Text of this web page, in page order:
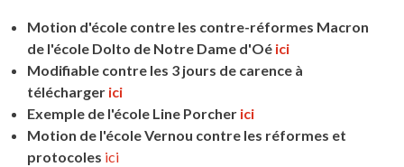
Motion d'école contre les contre-réformes Macron
de l'école Dolto de Notre Dame d'Oé ici
Modifiable contre les 3 jours de carence à
télécharger ici
Exemple de l'école Line Porcher ici
Motion de l'école Vernou contre les réformes et
protocoles ici